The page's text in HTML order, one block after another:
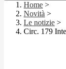
Home >
Novità >
Le notizie >
Circ. 179